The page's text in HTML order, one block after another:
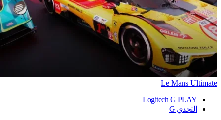
Le Mans Ultimate
Logitech G PLAY
التحدي G